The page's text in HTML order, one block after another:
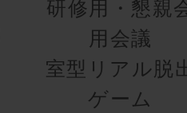
研修用・懇親
用会議
室型リアル脱
ゲーム